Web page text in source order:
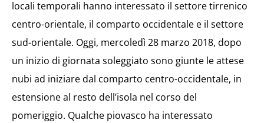
locali temporali hanno interessato il settore tirrenico
centro-orientale, il comparto occidentale e il settore
sud-orientale. Oggi, mercoledì 28 marzo 2018, dopo
un inizio di giornata soleggiato sono giunte le attese
nubi ad iniziare dal comparto centro-occidentale, in
estensione al resto dell’isola nel corso del
pomeriggio. Qualche piovasco ha interessato